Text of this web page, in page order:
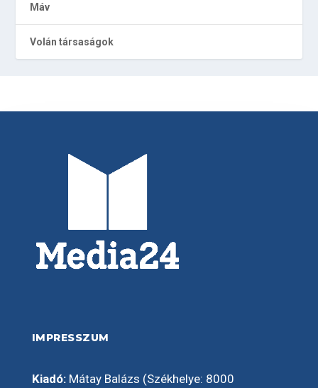
Máv
Volán társaságok
IMPRESSZUM
Kiadó:Mátay Balázs (Székhelye: 8000